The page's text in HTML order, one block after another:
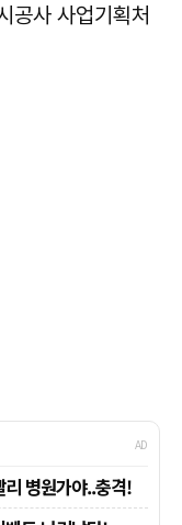
공사 사업기획처